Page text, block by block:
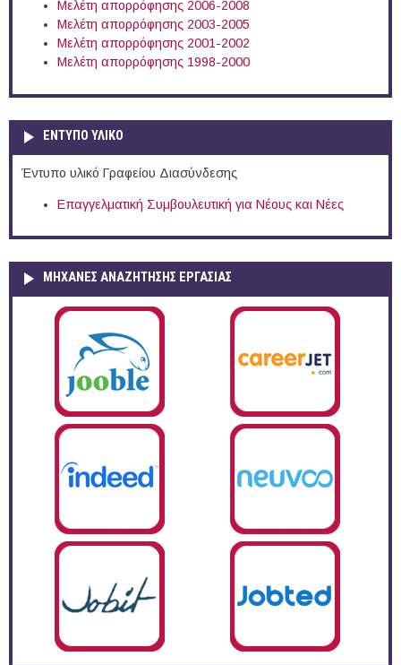
Μελέτη απορρόφησης 2006-2008
Μελέτη απορρόφησης 2003-2005
Μελέτη απορρόφησης 2001-2002
Μελέτη απορρόφησης 1998-2000
ΕΝΤΥΠΟ ΥΛΙΚΟ
Έντυπο υλικό Γραφείου Διασύνδεσης
Επαγγελματική Συμβουλευτική για Νέους και Νέες
ΜΗΧΑΝΕΣ ΑΝΑΖΗΤΗΣΗΣ ΕΡΓΑΣΙΑΣ